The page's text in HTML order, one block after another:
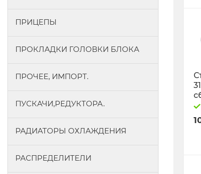
ПРИЦЕПЫ
ПРОКЛАДКИ ГОЛОВКИ БЛОКА
ПРОЧЕЕ, ИМПОРТ.
ПУСКАЧИ,РЕДУКТОРА.
РАДИАТОРЫ ОХЛАЖДЕНИЯ
РАСПРЕДЕЛИТЕЛИ